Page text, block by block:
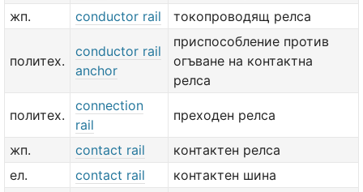
жп.
conductor rail токопроводящ релса
политех.
conductor rail
anchor
приспособление против
огъване на контактна
релса
политех.
connection
rail
преходен релса
жп. contact rail
контактен релса
ел.
contact rail
контактен шина